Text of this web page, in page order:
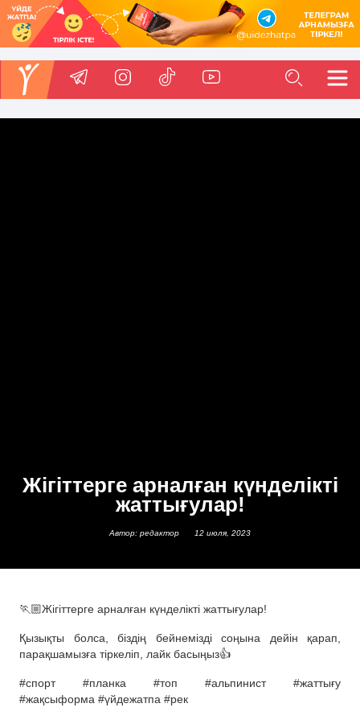
Жігіттерге арналған күнделікті
жаттығулар!
Автор: редактор 12 июля, 2023
🏃🏼Жігіттерге арналған күнделікті жаттығулар!
Қызықты болса, біздің бейнемізді соңына дейін қарап,
парақшамызға тіркеліп, лайк басыңыз👍
#спорт #планка #топ #альпинист #жаттығу
#жақсыформа #үйдежатпа #рек